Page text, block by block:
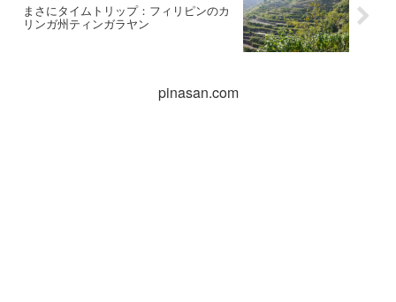
まさにタイムトリップ：フィリピンのカ
リンガ州ティンガラヤン
pinasan.com